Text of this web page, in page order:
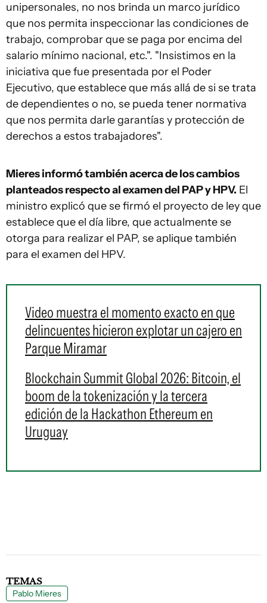
unipersonales, no nos brinda un marco jurídico
que nos permita inspeccionar las condiciones de
trabajo, comprobar que se paga por encima del
salario mínimo nacional, etc.". "Insistimos en la
iniciativa que fue presentada por el Poder
Ejecutivo, que establece que más allá de si se trata
de dependientes o no, se pueda tener normativa
que nos permita darle garantías y protección de
derechos a estos trabajadores".
Mieres informó también acerca de los cambios
planteados respecto al examen del PAP y HPV. El
ministro explicó que se firmó el proyecto de ley que
establece que el día libre, que actualmente se
otorga para realizar el PAP, se aplique también
para el examen del HPV.
Video muestra el momento exacto en que
delincuentes hicieron explotar un cajero en
Parque Miramar
Blockchain Summit Global 2026: Bitcoin, el
boom de la tokenización y la tercera
edición de la Hackathon Ethereum en
Uruguay
TEMAS
Pablo Mieres